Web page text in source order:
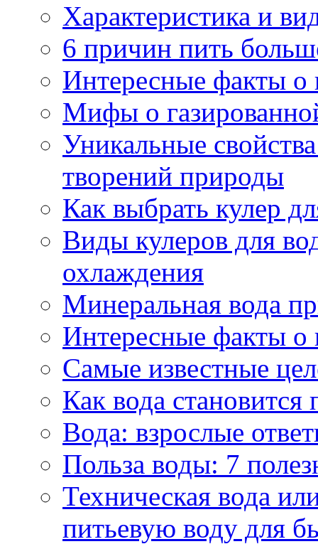
Характеристика и
6 причин пить
Интересные факты о
Мифы о
Уникальные
творений природы
Как выбрать кулер
Виды кулеров для
охлаждения
Минеральная вода
Интересные факты о
Самые известные
Как вода становится
Вода: взрослые
Польза воды: 7
Техническая вода
питьевую воду для